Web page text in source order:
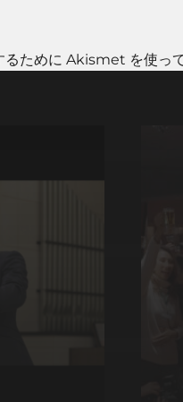
ために Akismet を使って